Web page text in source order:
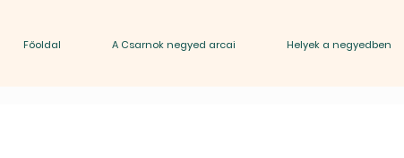
Főoldal A Csarnok negyed arcai Helyek a negyedben